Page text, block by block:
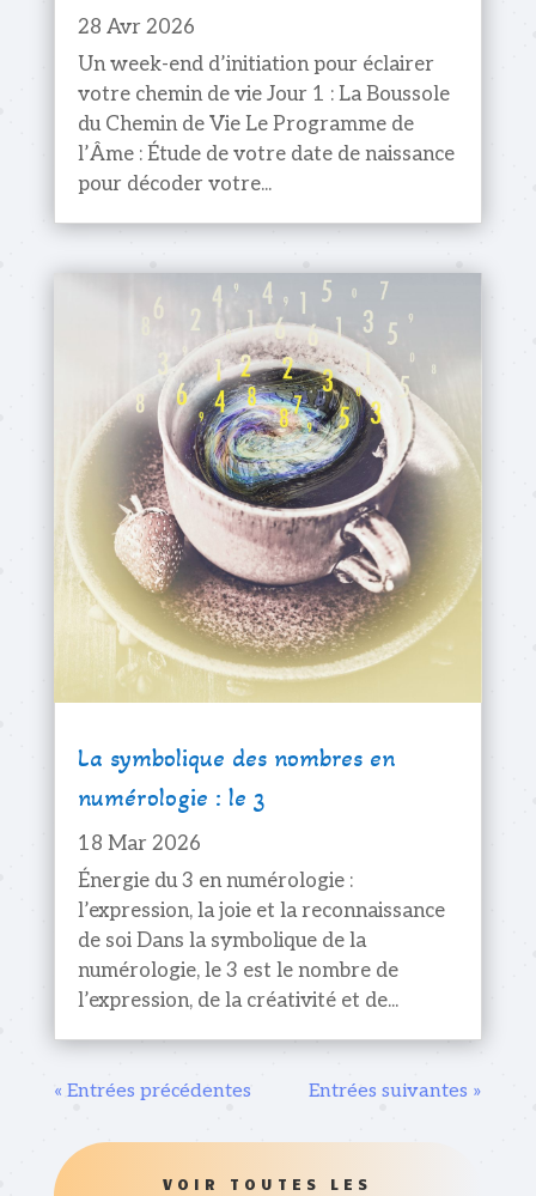
28 Avr 2026
Un week-end d’initiation pour éclairer
votre chemin de vie Jour 1 : La Boussole
du Chemin de Vie Le Programme de
l’Âme : Étude de votre date de naissance
pour décoder votre...
La symbolique des nombres en
numérologie : le 3
18 Mar 2026
Énergie du 3 en numérologie :
l’expression, la joie et la reconnaissance
de soi Dans la symbolique de la
numérologie, le 3 est le nombre de
l’expression, de la créativité et de...
« Entrées précédentes Entrées suivantes »
VOIR TOUTES LES